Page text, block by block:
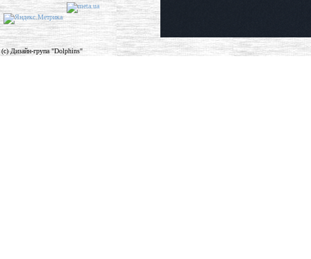
(c) Дизайн-група "Dolphins"